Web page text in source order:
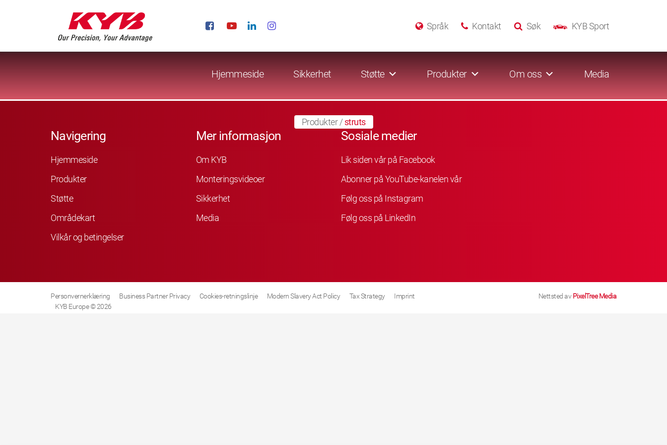
KYB Sport
Søk
Kontakt
Språk
Hjemmeside Sikkerhet Støtte Produkter Om oss Media
Produkter/struts
Navigering
Hjemmeside
Produkter
Støtte
Områdekart
Vilkår og betingelser
Mer informasjon
Om KYB
Monteringsvideoer
Sikkerhet
Media
Sosiale medier
Lik siden vår på Facebook
Abonner på YouTube-kanelen vår
Følg oss på Instagram
Følg oss på LinkedIn
Personvernerklæring Business Partner Privacy Cookies-retningslinje Modern Slavery Act Policy Tax Strategy
Imprint
KYB Europe © 2026
Nettsted avPixelTree Media